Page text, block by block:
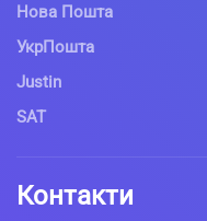
Нова Пошта
УкрПошта
Justin
SAT
Контакти